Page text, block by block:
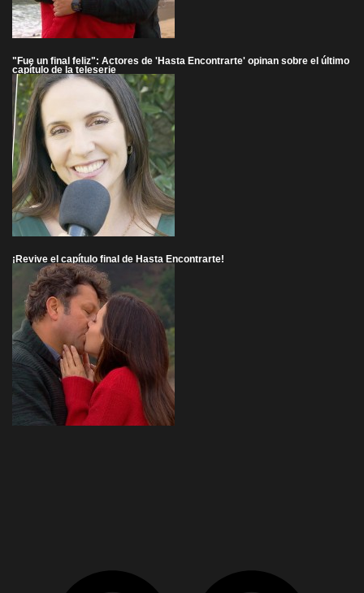
"Fue un final feliz": Actores de 'Hasta Encontrarte' opinan sobre el último
capítulo de la teleserie
¡Revive el capítulo final de Hasta Encontrarte!